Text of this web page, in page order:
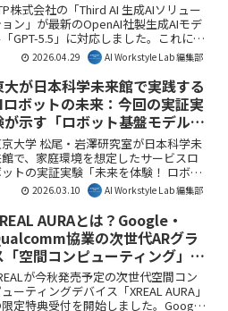
株式会社の「Third AI 生成AIソリュー
ン」が最新のOpenAI社製生成AIモデ
GPT-5.5」に対応しました。これによ
、企業はより高度な推論性能と高いト
クン効率を活用し、生成AIの実務導入
速できます。AI Workstyle Lab編集部
ては、この対応がビジネスにおける
用の新たな扉を開くと見ています。
2026.04.29 AI Workstyle Lab 編集部
大が日本科学未来館で実践する
ボットの未来：今回の実証実
が示す「ロボット基盤モデル」
可能性
大学 松尾・岩澤研究室が日本科学未
で、家庭環境を想定したサービスロ
トの実証実験「未来を体験！ ロボッ
・ハウスキーパー」を開始します。こ
取り組みは、ロボット基盤モデルの高
に不可欠な実環境データと利用者の
性データを収集するもので、AIとロ
トが共存する未来の暮らしを体験で
貴重な機会となるでしょう。AI
Lab編集部としては、今後のAI
ットの社会実装に向けた重要な一歩
えています。
2026.03.10 AI Workstyle Lab 編集部
AURAとは？Google・
協業の次世代ARグラ
「空間コンピューティング」の
来を解説
が今秋発売予定の次世代空間コン
ーティングデバイス「XREAL AURA」
定特典受付を開始しました。Google